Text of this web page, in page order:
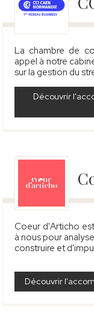
La chambre de
appel à notre
sur la gestion du
Découvrir
Coeur d'Articho
à nous pour
construire et
Découvrir